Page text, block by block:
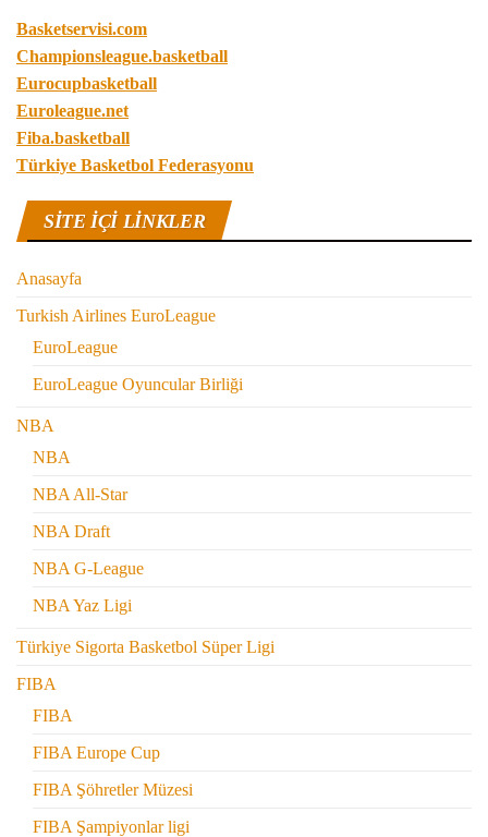
Basketservisi.com
Championsleague.basketball
Eurocupbasketball
Euroleague.net
Fiba.basketball
Türkiye Basketbol Federasyonu
SITE IÇI LINKLER
Anasayfa
Turkish Airlines EuroLeague
EuroLeague
EuroLeague Oyuncular Birliği
NBA
NBA
NBA All-Star
NBA Draft
NBA G-League
NBA Yaz Ligi
Türkiye Sigorta Basketbol Süper Ligi
FIBA
FIBA
FIBA Europe Cup
FIBA Şöhretler Müzesi
FIBA Şampiyonlar ligi